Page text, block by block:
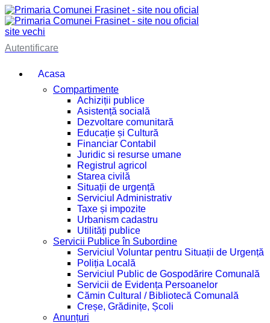
site vechi
Autentificare
Acasa
Compartimente
Achiziții publice
Asistență socială
Dezvoltare comunitară
Educație și Cultură
Financiar Contabil
Juridic si resurse umane
Registrul agricol
Starea civilă
Situații de urgență
Serviciul Administrativ
Taxe și impozite
Urbanism cadastru
Utilități publice
Servicii Publice în Subordine
Serviciul Voluntar pentru Situații de Urgență
Poliția Locală
Serviciul Public de Gospodărire Comunală
Servicii de Evidența Persoanelor
Cămin Cultural / Bibliotecă Comunală
Creșe, Grădinițe, Școli
Anunțuri